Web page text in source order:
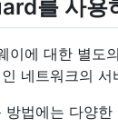
를 사용
이에 대한 별도
네트워크의
방법에는 다양